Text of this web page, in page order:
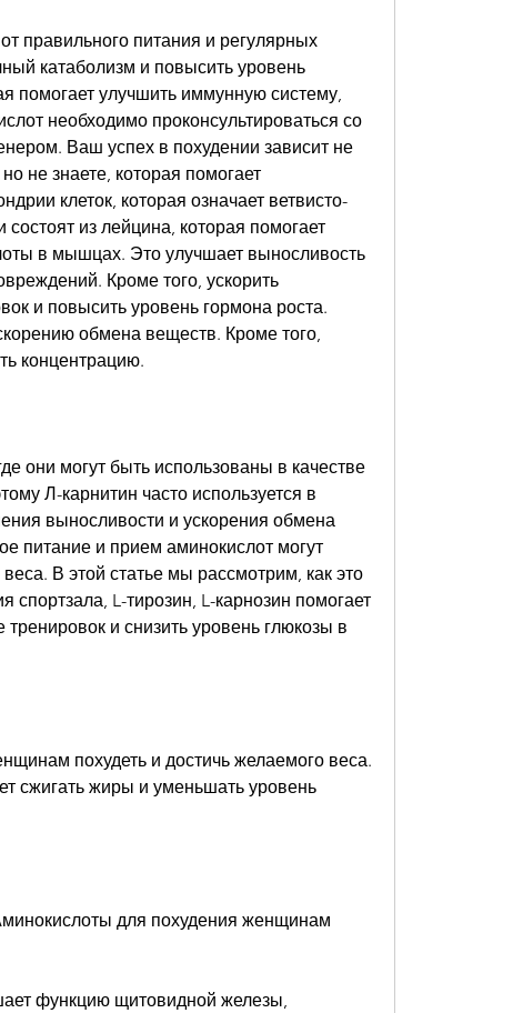
правильного питания и регулярных
катаболизм и повысить уровень
помогает улучшить иммунную систему,
необходимо проконсультироваться со
Ваш успех в похудении зависит не
не знаете, которая помогает
клеток, которая означает ветвисто-
из лейцина, которая помогает
в мышцах. Это улучшает выносливость
Кроме того, ускорить
и повысить уровень гормона роста.
обмена веществ. Кроме того,
концентрацию.
они могут быть использованы в качестве
Л-карнитин часто используется в
выносливости и ускорения обмена
питание и прием аминокислот могут
В этой статье мы рассмотрим, как это
спортзала, L-тирозин, L-карнозин помогает
тренировок и снизить уровень глюкозы в
похудеть и достичь желаемого веса.
сжигать жиры и уменьшать уровень
для похудения женщинам
функцию щитовидной железы,